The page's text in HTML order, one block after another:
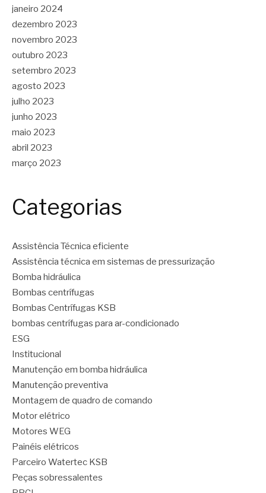
janeiro 2024
dezembro 2023
novembro 2023
outubro 2023
setembro 2023
agosto 2023
julho 2023
junho 2023
maio 2023
abril 2023
março 2023
Categorias
Assistência Técnica eficiente
Assistência técnica em sistemas de pressurização
Bomba hidráulica
Bombas centrífugas
Bombas Centrífugas KSB
bombas centrífugas para ar-condicionado
ESG
Institucional
Manutenção em bomba hidráulica
Manutenção preventiva
Montagem de quadro de comando
Motor elétrico
Motores WEG
Painéis elétricos
Parceiro Watertec KSB
Peças sobressalentes